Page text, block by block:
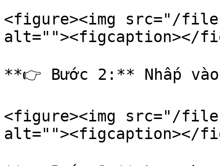
<figure><img src="/files/
alt=""><figcaption></
**👉 Bước 2:** Nhấp
<figure><img src="/
alt=""><figcaption></